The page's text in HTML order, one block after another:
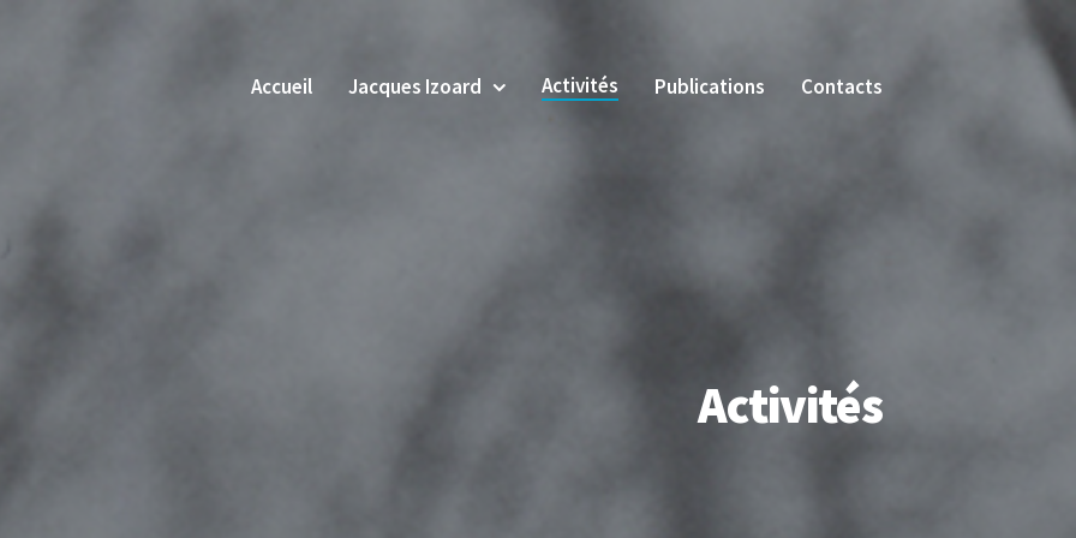
Accueil Jacques Izoard Activités Publications Contacts
Activités